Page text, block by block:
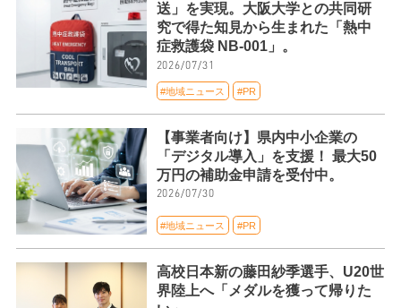
送」を実現。大阪大学との共同研
究で得た知見から生まれた「熱中
症救護袋 NB-001」。
2026/07/31
#地域ニュース #PR
【事業者向け】県内中小企業の
「デジタル導入」を支援！ 最大50
万円の補助金申請を受付中。
2026/07/30
#地域ニュース #PR
高校日本新の藤田紗季選手、U20世
界陸上へ「メダルを獲って帰りた